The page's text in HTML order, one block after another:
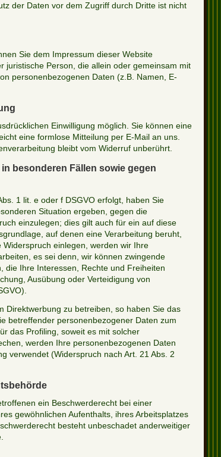
der Daten vor dem Zugriff durch Dritte ist nicht
Sie dem Impressum dieser Website
juristische Person, die allein oder gemeinsam mit
personenbezogenen Daten (z.B. Namen, E-
Einwilligung möglich. Sie können eine
eine formlose Mitteilung per E-Mail an uns.
bleibt vom Widerruf unberührt.
besonderen Fällen sowie gegen
1 lit. e oder f DSGVO erfolgt, haben Sie
Situation ergeben, gegen die
einzulegen; dies gilt auch für ein auf diese
auf denen eine Verarbeitung beruht,
einlegen, werden wir Ihre
es sei denn, wir können zwingende
die Ihre Interessen, Rechte und Freiheiten
Ausübung oder Verteidigung von
Direktwerbung zu betreiben, so haben Sie das
betreffender personenbezogener Daten zum
das Profiling, soweit es mit solcher
werden Ihre personenbezogenen Daten
verwendet (Widerspruch nach Art. 21 Abs. 2
ein Beschwerderecht bei einer
gewöhnlichen Aufenthalts, ihres Arbeitsplatzes
besteht unbeschadet anderweitiger